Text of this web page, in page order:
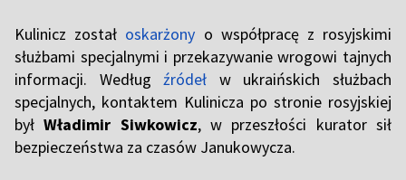
Kulinicz został oskarżony o współpracę z rosyjskimi
służbami specjalnymi i przekazywanie wrogowi tajnych
informacji. Według
źródeł w ukraińskich służbach
specjalnych, kontaktem Kulinicza po stronie rosyjskiej
byłWładimir Siwkowicz, w przeszłości kurator sił
bezpieczeństwa za czasów Janukowycza.